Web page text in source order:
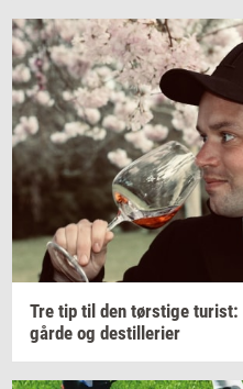
Tre tip til den tørsti­ge turist:
går­de og destil­le­ri­er